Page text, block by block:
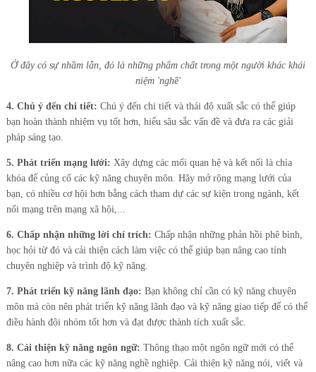
Ở đây có sự nhầm lẫn, đó là những phẩm chất trong một người khác khái
niệm 'nghề'
4. Chú ý đến chi tiết: Chú ý đến chi tiết và thái độ xuất sắc có thể giúp
bạn hoàn thành nhiệm vụ tốt hơn, hiểu sâu sắc vấn đề và đưa ra các giải
pháp sáng tạo.
5. Phát triển mạng lưới: Xây dựng các mối quan hệ và kết nối là chìa
khóa để củng cố các kỹ năng chuyên môn. Hãy mở rộng mạng lưới của
bạn, có nhiều cơ hội hơn bằng cách tham dự các sự kiện trong ngành, kết
nối mạng trên mạng xã hội,...
6. Chấp nhận những lời chỉ trích: Chấp nhận những phản hồi phê bình,
học hỏi từ đó và cải thiện cách làm việc có thể giúp bạn nâng cao tính
chuyên nghiệp và trình độ kỹ năng.
7. Phát triển kỹ năng lãnh đạo: Bạn không chỉ cần có kỹ năng chuyên
môn mà còn nên phát triển kỹ năng lãnh đạo và kỹ năng giao tiếp để có thể
điều hành đội nhóm tốt hơn và đạt được thành tích xuất sắc.
8. Cải thiện kỹ năng ngôn ngữ: Thông thạo một ngôn ngữ mới có thể
nâng cao hơn nữa các kỹ năng nghề nghiệp. Cải thiện kỹ năng nói, viết và